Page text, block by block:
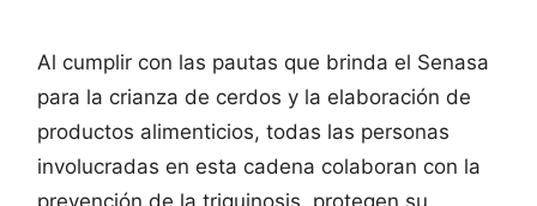
Al cumplir con las pautas que brinda el Senasa
para la crianza de cerdos y la elaboración de
productos alimenticios, todas las personas
involucradas en esta cadena colaboran con la
prevención de la triquinosis, protegen su